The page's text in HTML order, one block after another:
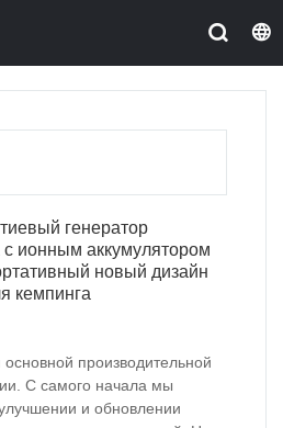
генератор
с ионным аккумулятором
новый дизайн
кемпинга
производительной
С самого начала мы
и обновлении